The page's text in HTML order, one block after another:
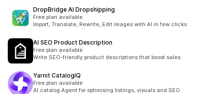
DropBridge AI Dropshipping
Free plan available
Import, Translate, Rewrite, Edit images with AI in few clicks
AI SEO Product Description
Free plan available
Write SEO-friendly product descriptions that boost sales
Yarnit CatalogIQ
Free plan available
AI catalog Agent for optimising listings, visuals and SEO